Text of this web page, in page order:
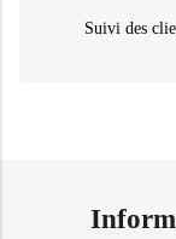
Suivi des